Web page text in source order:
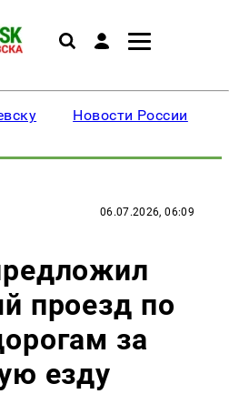
Новости России
06.07.2026, 06:09
проезд по
за
езду